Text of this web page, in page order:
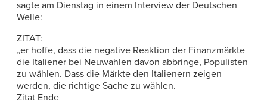
sagte am Dienstag in einem Interview der Deutschen
Welle:
ZITAT:
„er hoffe, dass die negative Reaktion der Finanzmärkte
die Italiener bei Neuwahlen davon abbringe, Populisten
zu wählen. Dass die Märkte den Italienern zeigen
werden, die richtige Sache zu wählen.